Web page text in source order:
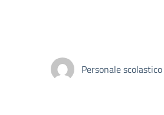
Personale scolastico